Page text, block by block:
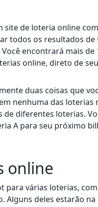
site de loteria online
todos os resultados
encontrará mais de
online, direto de
duas coisas que
nenhuma das loterias
diferentes loterias.
A para seu próximo
online
para várias loterias,
deles estarão na